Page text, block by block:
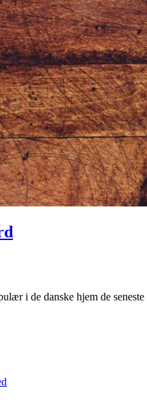
i de danske hjem de